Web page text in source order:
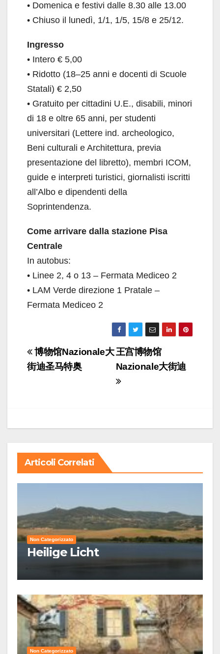
• Domenica e festivi dalle 8.30 alle 13.00
• Chiuso il lunedì, 1/1, 1/5, 15/8 e 25/12.
Ingresso
• Intero € 5,00
• Ridotto (18–25 anni e docenti di Scuole
Statali) € 2,50
• Gratuito per cittadini U.E., disabili, minori
di 18 e oltre 65 anni, per studenti
universitari (Lettere ind. archeologico,
Beni culturali e Architettura, previa
presentazione del libretto), membri ICOM,
guide e interpreti turistici, giornalisti iscritti
all’Albo e dipendenti della
Soprintendenza.
Come arrivare dalla stazione Pisa
Centrale
In autobus:
• Linee 2, 4 o 13 – Fermata Mediceo 2
• LAM Verde direzione 1 Pratale –
Fermata Mediceo 2
Navigazione
articoli
王宫博物馆
Nazionale大街迪
博物馆Nazionale大
街迪圣马特奥
Articoli Correlati
Non Categorizzato
Heilige Licht
Non Categorizzato